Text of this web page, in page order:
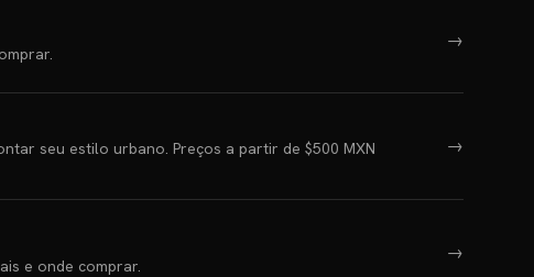
→
seu estilo urbano. Preços a partir de $500 MXN
→
e onde comprar.
→